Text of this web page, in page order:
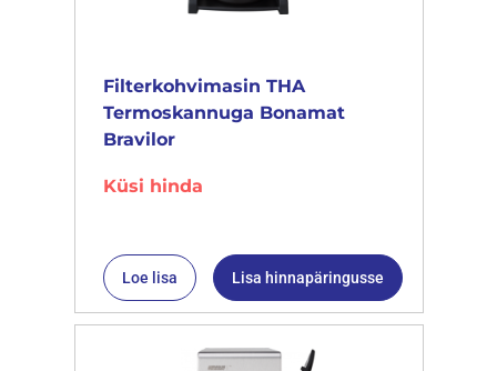
Filterkohvimasin THA
Termoskannuga Bonamat
Bravilor
Küsi hinda
Loe lisa Lisa hinnapäringusse